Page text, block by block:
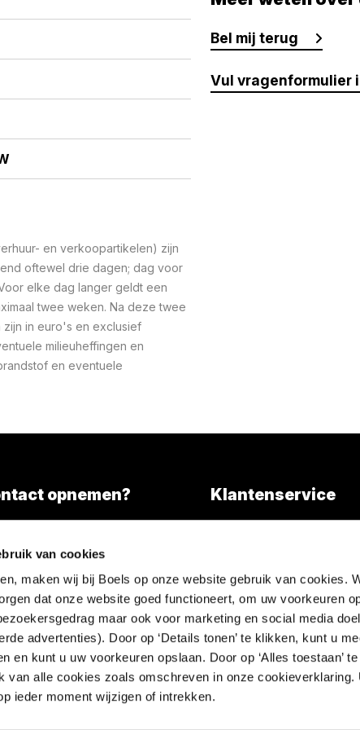
van cookies
maken wij bij Boels op onze website gebruik van cookies.
dat onze website goed functioneert, om uw voorkeuren
maar ook voor marketing en social media
advertenties). Door op ‘Details tonen’ te klikken, kunt u
en kunt u uw voorkeuren opslaan. Door op ‘Alles toestaan’
van alle cookies zoals omschreven in onze cookieverklaring.
ieder moment wijzigen of intrekken.
en verkoopartikelen) zijn
oftewel drie dagen; dag voor
elke dag langer geldt een
twee weken. Na deze twee
in euro's en exclusief
milieuheffingen en
en eventuele
Bel mij terug
Vul vragenformulier
opnemen?
tarief)
Klantenservice
FAQ
Contact